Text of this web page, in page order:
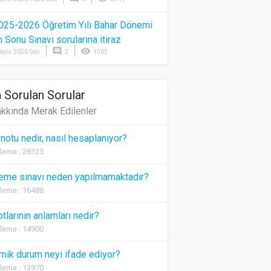
2026 Öğretim Yılı Bahar Dönemi
Sonu Sınavı sorularına itiraz
2026 Salı comment 2 visibility 1502
Sorulan Sorular
Merak Edilenler
nedir, nasıl hesaplanıyor?
: 28125
sınavı neden yapılmamaktadır?
: 16488
anlamları nedir?
: 14900
durum neyi ifade ediyor?
: 13970